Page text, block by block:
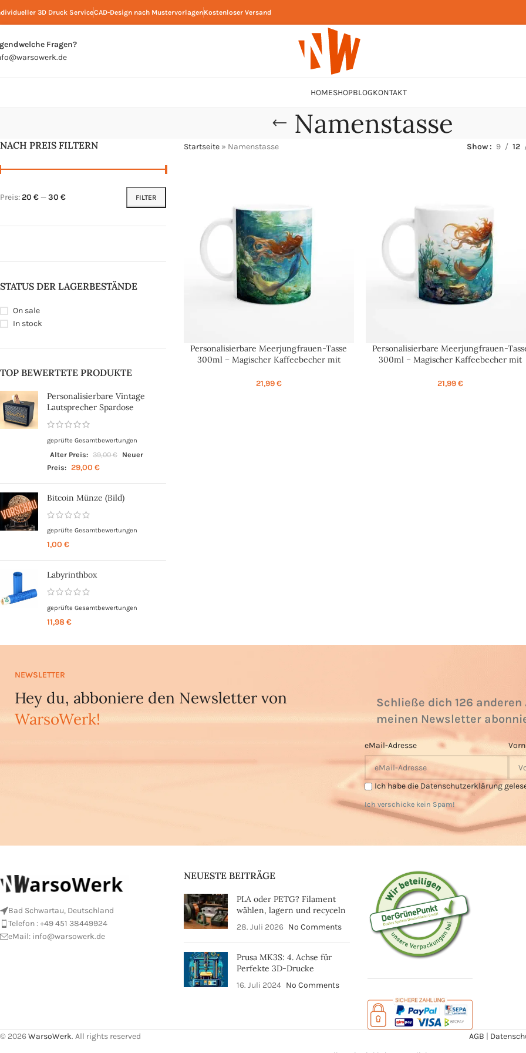
3D Druck ServiceCAD-Design nach MustervorlagenKostenloser Versand
Fragen?
HOMESHOPBLOGKONTAKT
Namenstasse
NACH PREIS FILTERN
FILTER
Preis:20 € —30 €
STATUS DER LAGERBESTÄNDE
On sale
In stock
TOP BEWERTETE PRODUKTE
Personalisierbare Vintage
Lautsprecher Spardose
geprüfte Gesamtbewertungen
Alter Preis: 39,00€ Neuer
Preis: 29,00 €
Bitcoin Münze (Bild)
geprüfte Gesamtbewertungen
1,00 €
Labyrinthbox
geprüfte Gesamtbewertungen
11,98€
Startseite» Namenstasse Show 9 12
SELECT OPTIONS
Personalisierbare Meerjungfrauen-Tasse
300ml – Magischer Kaffeebecher mit
21,99€
SELECT OPTIONS
Personalisierbare Meerjungfrauen-
300ml – Magischer Kaffeebecher mit
21,99€
NEWSLETTER
Hey du, abboniere den Newsletter von
WarsoWerk!
Schließe dich 126
meinen Newsletter
eMail-Adresse
Ich habe die Datenschutzerklärung
Ich verschicke kein Spam!
Bad Schwartau, Deutschland
Telefon : +49 451 38449924
eMail: info@warsowerk.de
NEUESTE BEITRÄGE
PLA oder PETG? Filament
wählen, lagern und recyceln
28. Juli 2026 No Comments
Prusa MK3S: 4. Achse für
Perfekte 3D-Drucke
16. Juli 2024 No Comments
© 2026 WarsoWerk. All rights reserved AGB |